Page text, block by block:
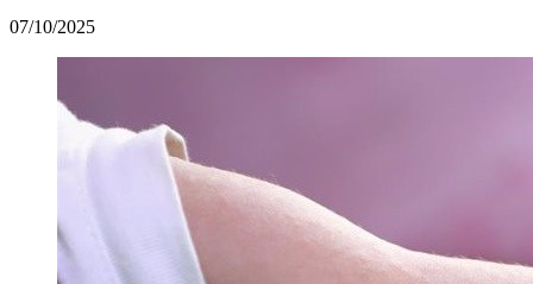
07/10/2025